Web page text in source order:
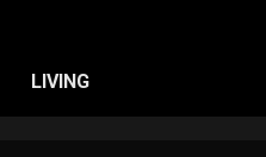
LIVING